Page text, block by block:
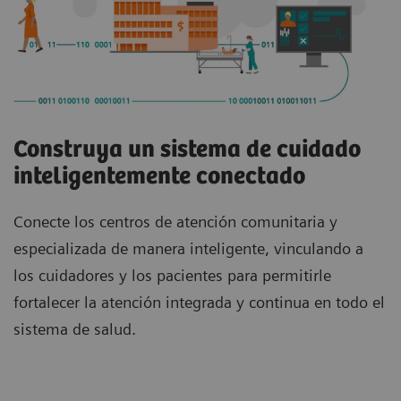
Construya un sistema de cuidado
inteligentemente conectado
Conecte los centros de atención comunitaria y
especializada de manera inteligente, vinculando a
los cuidadores y los pacientes para permitirle
fortalecer la atención integrada y continua en todo el
sistema de salud.